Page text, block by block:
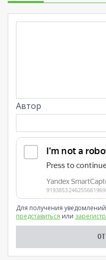
Автор
Для получения
представиться или